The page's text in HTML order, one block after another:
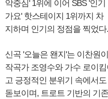
악중심' 1위에 이어 SBS '인기
가요' 핫스테이지 1위까지 차
지하며 인기의 정점을 찍었다.
신곡 '오늘은 왠지'는 이찬원
작곡가 조영수와 가수 로이
고 긍정적인 분위기 속에서
돋보이며, 트로트 기반의 기